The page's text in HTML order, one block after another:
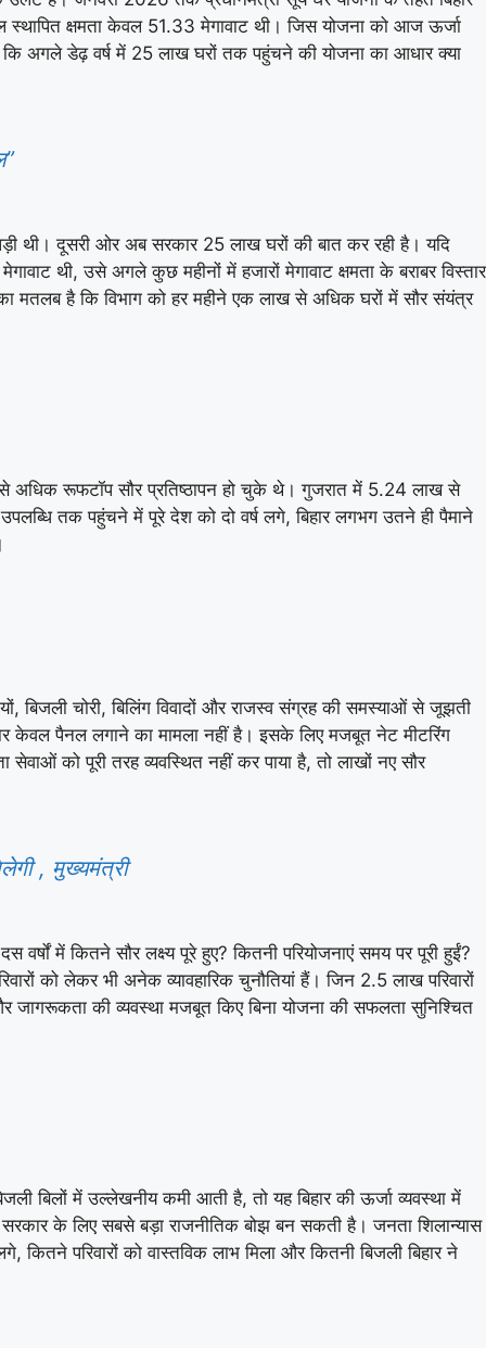
क्षमता केवल 51.33 मेगावाट थी। जिस योजना को आज ऊर्जा
कि अगले डेढ़ वर्ष में 25 लाख घरों तक पहुंचने की योजना का आधार क्या
थी। दूसरी ओर अब सरकार 25 लाख घरों की बात कर रही है। यदि
थी, उसे अगले कुछ महीनों में हजारों मेगावाट क्षमता के बराबर विस्तार
मतलब है कि विभाग को हर महीने एक लाख से अधिक घरों में सौर संयंत्र
अधिक रूफटॉप सौर प्रतिष्ठापन हो चुके थे। गुजरात में 5.24 लाख से
तक पहुंचने में पूरे देश को दो वर्ष लगे, बिहार लगभग उतने ही पैमाने
बिजली चोरी, बिलिंग विवादों और राजस्व संग्रह की समस्याओं से जूझती
केवल पैनल लगाने का मामला नहीं है। इसके लिए मजबूत नेट मीटरिंग
सेवाओं को पूरी तरह व्यवस्थित नहीं कर पाया है, तो लाखों नए सौर
, मुख्यमंत्री
में कितने सौर लक्ष्य पूरे हुए? कितनी परियोजनाएं समय पर पूरी हुईं?
को लेकर भी अनेक व्यावहारिक चुनौतियां हैं। जिन 2.5 लाख परिवारों
जागरूकता की व्यवस्था मजबूत किए बिना योजना की सफलता सुनिश्चित
बिलों में उल्लेखनीय कमी आती है, तो यह बिहार की ऊर्जा व्यवस्था में
के लिए सबसे बड़ा राजनीतिक बोझ बन सकती है। जनता शिलान्यास
परिवारों को वास्तविक लाभ मिला और कितनी बिजली बिहार ने